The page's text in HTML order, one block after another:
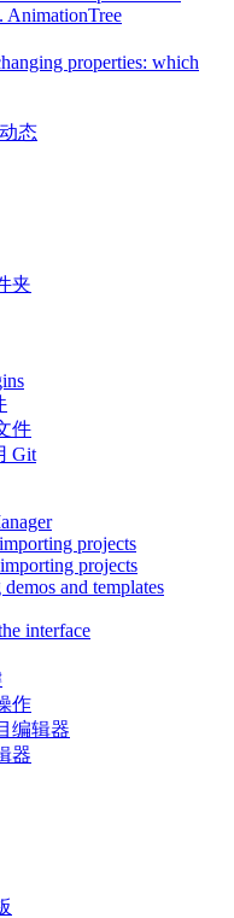
AnimationTree
properties: which
态
夹
件
Git
projects
projects
and templates
interface
作
编辑器
器